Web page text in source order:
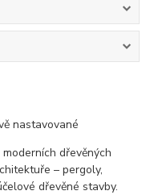
nastavované
dřevěných
– pergoly,
dřevěné stavby.